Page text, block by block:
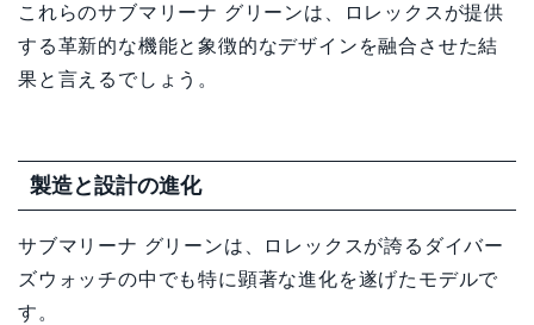
これらのサブマリーナ グリーンは、ロレックスが提供
する革新的な機能と象徴的なデザインを融合させた結
果と言えるでしょう。
製造と設計の進化
サブマリーナ グリーンは、ロレックスが誇るダイバー
ズウォッチの中でも特に顕著な進化を遂げたモデルで
す。